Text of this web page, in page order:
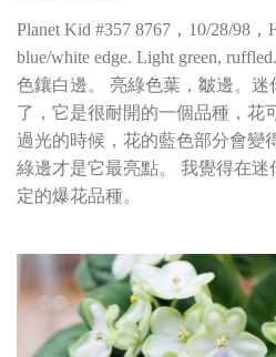
Planet Kid #357 8767，10/28/98，
blue/white edge. Light green,
色鑲白邊。 亮綠色葉，皺邊。迷
了，它是很耐開的一個品種，花
過光的時候，花的藍色部分會變
綠邊才是它最亮點。 我覺得在
定的爆花品種。